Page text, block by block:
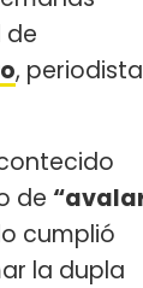
de
, periodista
de
cumplió
la dupla